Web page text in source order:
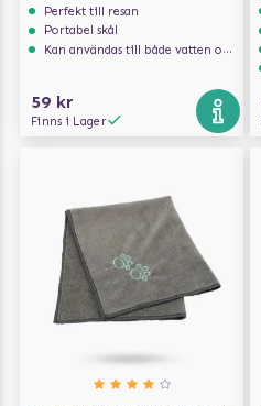
Perfekt till resan
Portabel skål
Kan användas till både vatten och mat
59 kr
Finns i Lager